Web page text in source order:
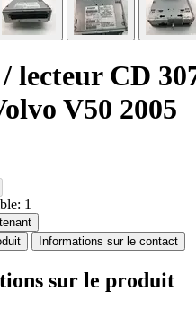
lecteur CD
V50 2005
1
Informations sur le contact
sur le produit